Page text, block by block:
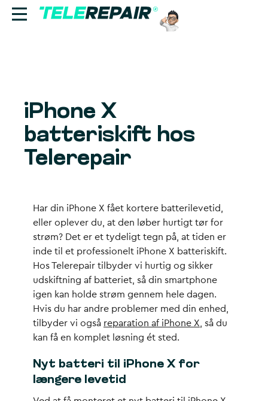
Find butik
Erhverv
iPhone X
batteriskift hos
Telerepair
Har din iPhone X fået kortere batterilevetid,
eller oplever du, at den løber hurtigt tør for
strøm? Det er et tydeligt tegn på, at tiden er
inde til et professionelt iPhone X batteriskift.
Hos Telerepair tilbyder vi hurtig og sikker
udskiftning af batteriet, så din smartphone
igen kan holde strøm gennem hele dagen.
Hvis du har andre problemer med din enhed,
tilbyder vi også reparation af iPhone X , så du
kan få en komplet løsning ét sted.
Nyt batteri til iPhone X for
længere levetid